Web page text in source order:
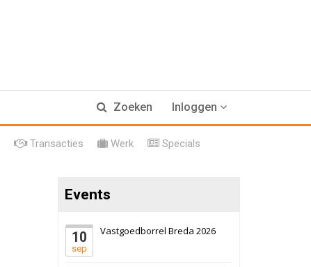
Zoeken Inloggen
Transacties Werk Specials
Events
10
sep
Vastgoedborrel Breda 2026
17 september 2026
Voormalig
politiebureau